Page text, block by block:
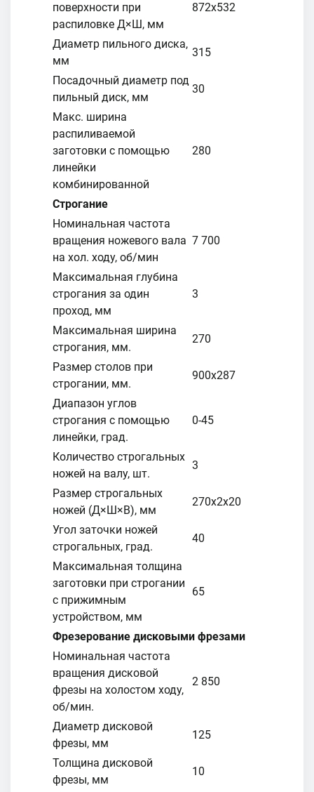
поверхности при
распиловке Д×Ш, мм
872х532
Диаметр пильного диска,
мм
315
Посадочный диаметр под
пильный диск, мм
30
Макс. ширина
распиливаемой
заготовки с помощью
линейки
комбинированной
280
Строгание
Номинальная частота
вращения ножевого вала
на хол. ходу, об/мин
7 700
Максимальная глубина
строгания за один
проход, мм
3
Максимальная ширина
строгания, мм.
270
Размер столов при
строгании, мм.
900х287
Диапазон углов
строгания с помощью
линейки, град.
0-45
Количество строгальных
ножей на валу, шт.
3
Размер строгальных
ножей (Д×Ш×В), мм
270х2х20
Угол заточки ножей
строгальных, град.
40
Максимальная толщина
заготовки при строгании
с прижимным
устройством, мм
65
Фрезерование дисковыми фрезами
Номинальная частота
вращения дисковой
фрезы на холостом ходу,
об/мин.
2 850
Диаметр дисковой
фрезы, мм
125
Толщина дисковой
фрезы, мм
10